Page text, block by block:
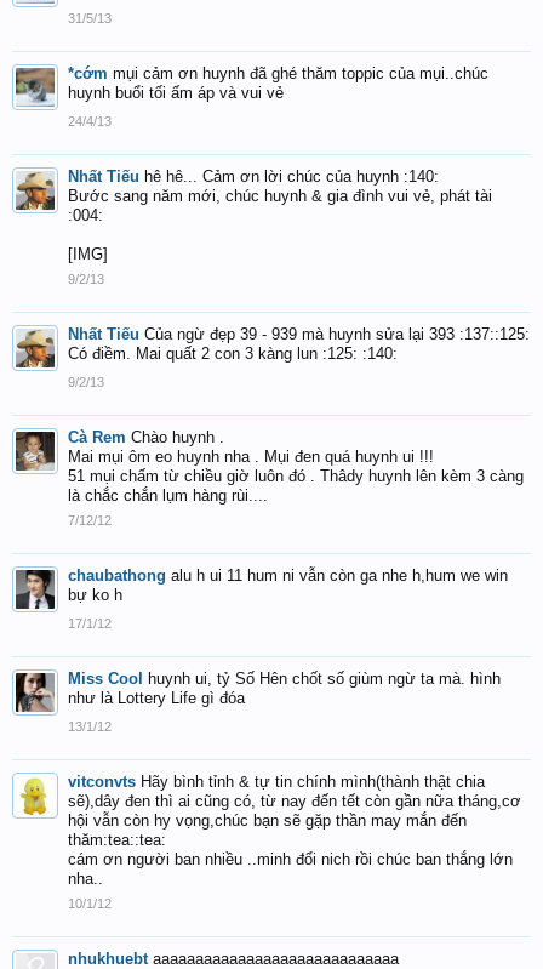
31/5/13
*cớm mụi cảm ơn huynh đã ghé thăm toppic của mụi..chúc
huynh buổi tối ấm áp và vui vẻ
24/4/13
Nhất Tiếu hê hê... Cảm ơn lời chúc của huynh :140:
Bước sang năm mới, chúc huynh & gia đình vui vẻ, phát tài
:004:
[IMG]
9/2/13
Nhất Tiếu Của ngừ đẹp 39 - 939 mà huynh sửa lại 393 :137::125:
Có điềm. Mai quất 2 con 3 kàng lun :125: :140:
9/2/13
Cà Rem Chào huynh .
Mai mụi ôm eo huynh nha . Mụi đen quá huynh ui !!!
51 mụi chấm từ chiều giờ luôn đó . Thâdy huynh lên kèm 3 càng
là chắc chắn lụm hàng rùi....
7/12/12
chaubathong alu h ui 11 hum ni vẫn còn ga nhe h,hum we win
bự ko h
17/1/12
Miss Cool
huynh ui, tỷ Số Hên chốt số giùm ngừ ta mà. hình
như là Lottery Life gì đóa
13/1/12
vitconvts Hãy bình tỉnh & tự tin chính mình(thành thật chia
sẽ),dây đen thì ai cũng có, từ nay đến tết còn gần nữa tháng,cơ
hội vẫn còn hy vọng,chúc bạn sẽ gặp thần may mắn đến
thăm:tea::tea:
cám ơn người ban nhiều ..minh đổi nich rồi chúc ban thắng lớn
nha..
10/1/12
nhukhuebt aaaaaaaaaaaaaaaaaaaaaaaaaaaaa